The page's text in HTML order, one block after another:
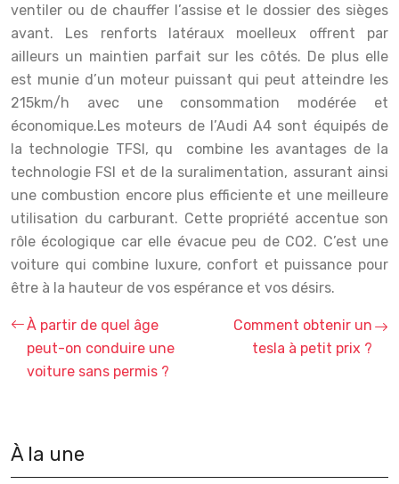
ventiler ou de chauffer l’assise et le dossier des sièges
avant. Les renforts latéraux moelleux offrent par
ailleurs un maintien parfait sur les côtés. De plus elle
est munie d’un moteur puissant qui peut atteindre les
215km/h avec une consommation modérée et
économique.Les moteurs de l’Audi A4 sont équipés de
la technologie TFSI, qu combine les avantages de la
technologie FSI et de la suralimentation, assurant ainsi
une combustion encore plus efficiente et une meilleure
utilisation du carburant. Cette propriété accentue son
rôle écologique car elle évacue peu de CO2. C’est une
voiture qui combine luxure, confort et puissance pour
être à la hauteur de vos espérance et vos désirs.
À partir de quel âge
peut-on conduire une
voiture sans permis ?
Comment obtenir un
tesla à petit prix ?
À la une